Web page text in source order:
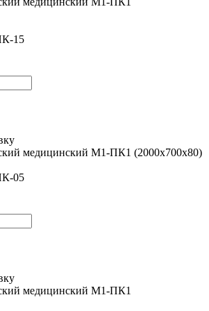
15
медицинский М1-ПК1 (2000x700x80)
05
медицинский М1-ПК1